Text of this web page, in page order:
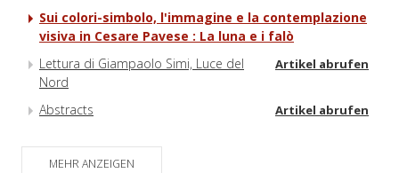
Sui colori-simbolo, l'immagine e la contemplazione
visiva in Cesare Pavese : La luna e i falò
Lettura di Giampaolo Simi, Luce del
Nord
Artikel abrufen
Abstracts Artikel abrufen
MEHR ANZEIGEN